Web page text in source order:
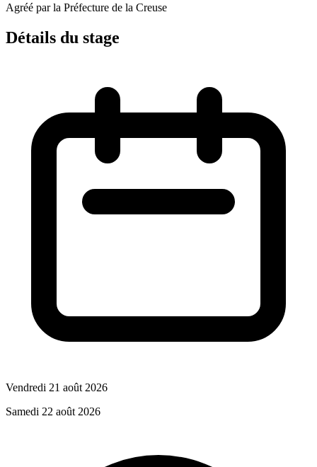
Agréé par la Préfecture de la Creuse
Détails du stage
Vendredi 21 août 2026
Samedi 22 août 2026